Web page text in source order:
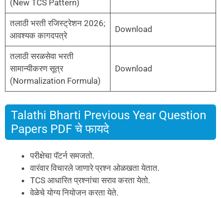
(New TCS Pattern)
तलाठी भरती रजिस्ट्रेशन 2026;
आवश्यक कागदपत्रे
Download
तलाठी सरळसेवा भरती
सामान्यीकरण सूत्र
(Normalization Formula)
Download
Talathi Bharti Previous Year Question
Papers PDF चे फायदे
परीक्षेचा पॅटर्न समजतो.
वारंवार विचारले जाणारे प्रश्न ओळखता येतात.
TCS आधारित प्रश्नांचा सराव करता येतो.
वेळेचे योग्य नियोजन करता येते.